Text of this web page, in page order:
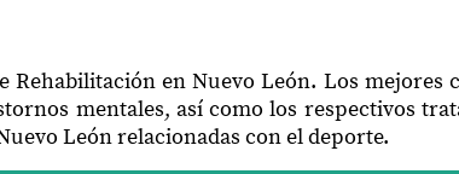
Rehabilitación en Nuevo León. Los mejores
mentales, así como los respectivos
León relacionadas con el deporte.